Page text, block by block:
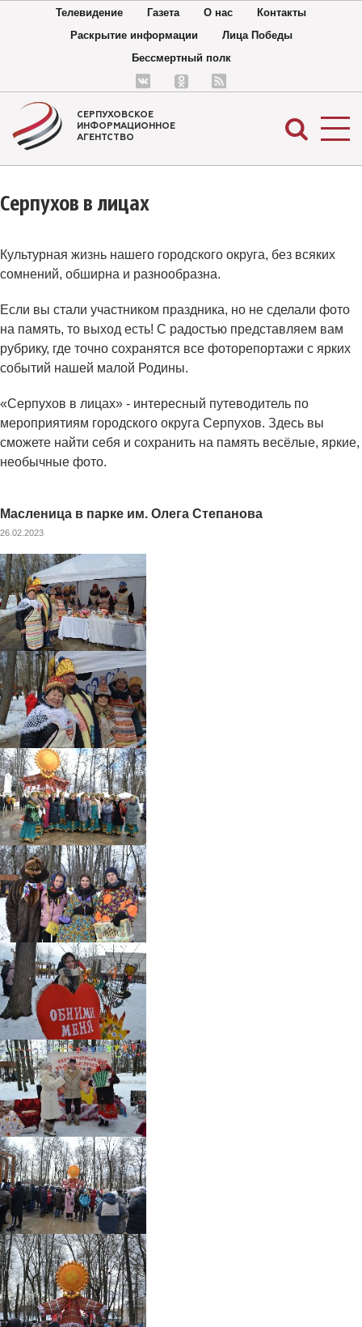
Телевидение Газета О нас
Контакты
Раскрытие информации
Лица Победы
Бессмертный полк
СЕРПУХОВСКОЕ
ИНФОРМАЦИОННОЕ
АГЕНТСТВО
Серпухов в лицах
Культурная жизнь нашего городского округа, без всяких
сомнений, обширна и разнообразна.
Если вы стали участником праздника, но не сделали фото
на память, то выход есть! С радостью представляем вам
рубрику, где точно сохранятся все фоторепортажи с ярких
событий нашей малой Родины.
«Серпухов в лицах» - интересный путеводитель по
мероприятиям городского округа Серпухов. Здесь вы
сможете найти себя и сохранить на память весёлые, яркие,
необычные фото.
Масленица в парке им. Олега Степанова
26.02.2023